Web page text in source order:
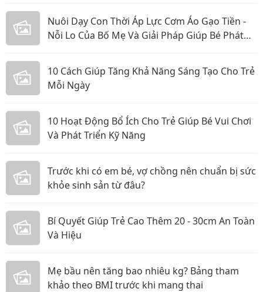
Nuôi Dạy Con Thời Áp Lực Cơm Áo Gạo Tiền -
Nỗi Lo Của Bố Mẹ Và Giải Pháp Giúp Bé Phát
10 Cách Giúp Tăng Khả Năng Sáng Tạo Cho Trẻ
Mỗi Ngày
10 Hoạt Động Bổ Ích Cho Trẻ Giúp Bé Vui Chơi
Và Phát Triển Kỹ Năng
Trước khi có em bé, vợ chồng nên chuẩn bị sức
khỏe sinh sản từ đâu?
Bí Quyết Giúp Trẻ Cao Thêm 20 - 30cm An Toàn
Và Hiệu
Mẹ bầu nên tăng bao nhiêu kg? Bảng tham
khảo theo BMI trước khi mang thai